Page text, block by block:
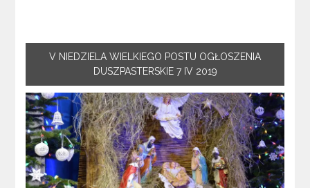
V NIEDZIELA WIELKIEGO POSTU OGŁOSZENIA
DUSZPASTERSKIE 7 IV 2019